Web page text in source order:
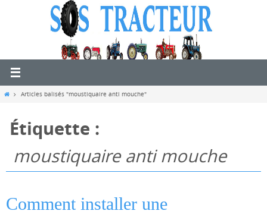
HomeArticles balisés "moustiquaire anti mouche"
Étiquette :
moustiquaire anti mouche
Comment installer une